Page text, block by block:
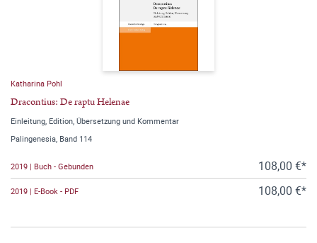
Katharina Pohl
Dracontius: De raptu Helenae
Einleitung, Edition, Übersetzung und Kommentar
Palingenesia, Band 114
2019 | Buch - Gebunden 108,00 €*
2019 | E-Book - PDF 108,00 €*